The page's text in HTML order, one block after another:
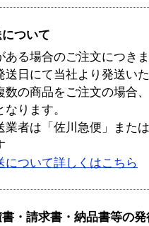
ついて
ある場合のご注文につき
送日にて当社より発送い
数の商品をご注文の場合
なります。
者は「佐川急便」また
について詳しくはこちら
書・請求書・納品書等の